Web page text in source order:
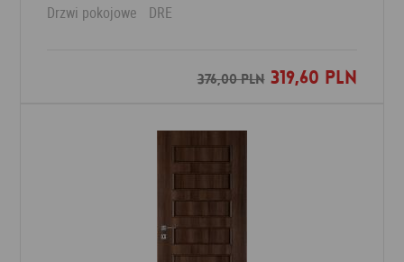
Drzwi pokojowe DRE
376,00 PLN319,60 PLN
Dodaj do ulubionych